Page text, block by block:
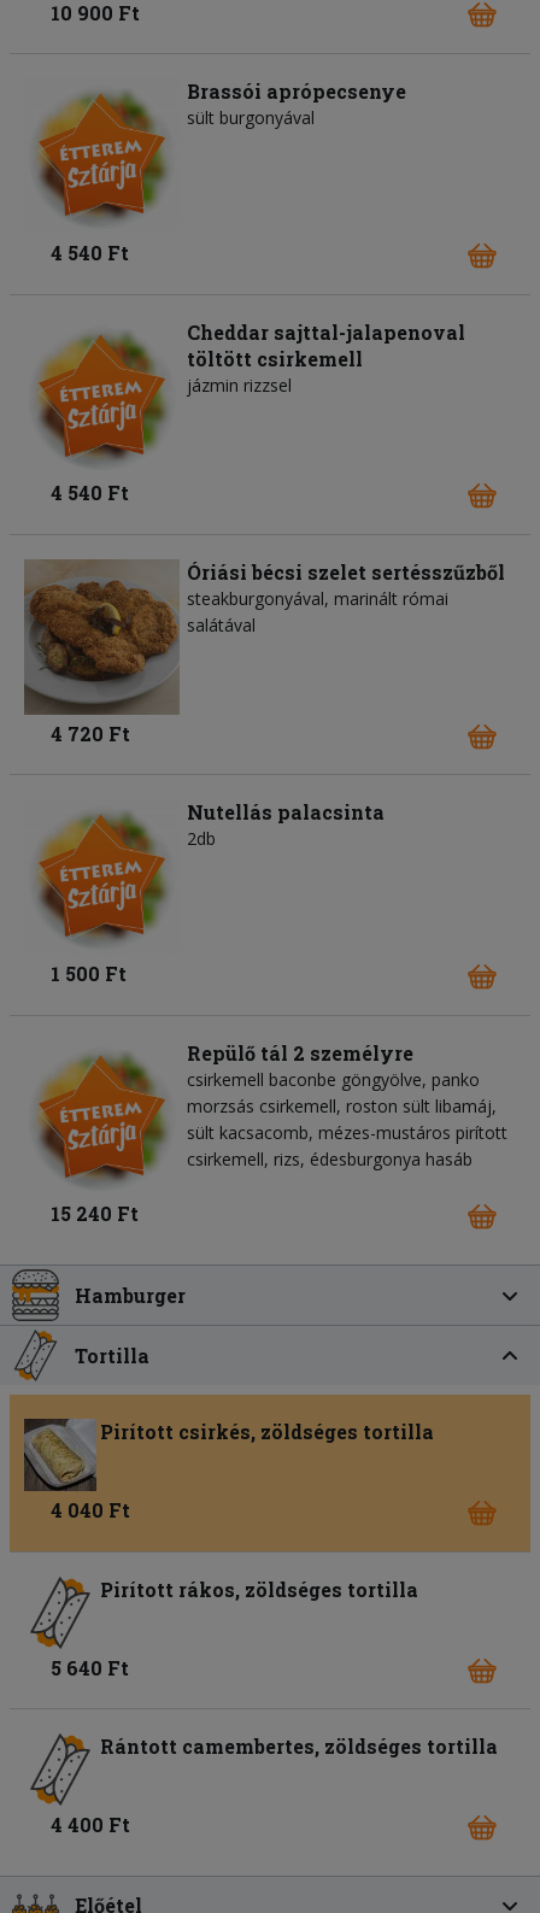
10 900 Ft
Brassói aprópecsenye
sült burgonyával
4 540 Ft
Cheddar sajttal-jalapenoval
töltött csirkemell
jázmin rizzsel
4 540 Ft
Óriási bécsi szelet sertésszűzből
steakburgonyával, marinált római
salátával
4 720 Ft
Nutellás palacsinta
2db
1 500 Ft
Repülő tál 2 személyre
csirkemell baconbe göngyölve, panko
morzsás csirkemell, roston sült libamáj,
sült kacsacomb, mézes-mustáros pirított
csirkemell, rizs, édesburgonya hasáb
15 240 Ft
Hamburger
Tortilla
Pirított csirkés, zöldséges tortilla
4 040 Ft
Pirított rákos, zöldséges tortilla
5 640 Ft
Rántott camembertes, zöldséges tortilla
4 400 Ft
Előétel